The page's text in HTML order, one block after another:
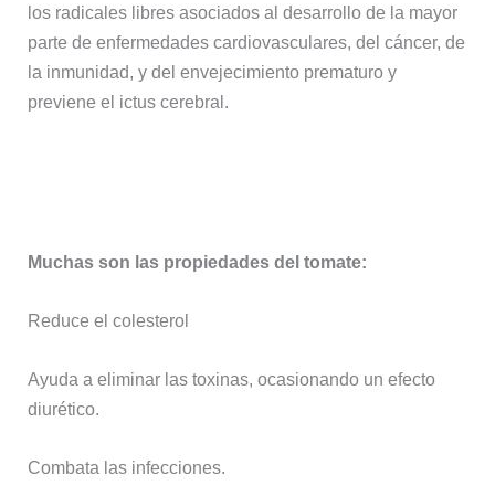
los radicales libres asociados al desarrollo de la mayor
parte de enfermedades cardiovasculares, del cáncer, de
la inmunidad, y del envejecimiento prematuro y
previene el ictus cerebral.
Muchas son las propiedades del tomate:
Reduce el colesterol
Ayuda a eliminar las toxinas, ocasionando un efecto
diurético.
Combata las infecciones.